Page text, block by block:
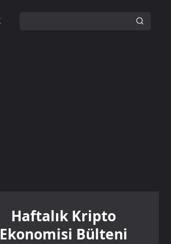
Haftalık Kripto
Ekonomisi Bülteni